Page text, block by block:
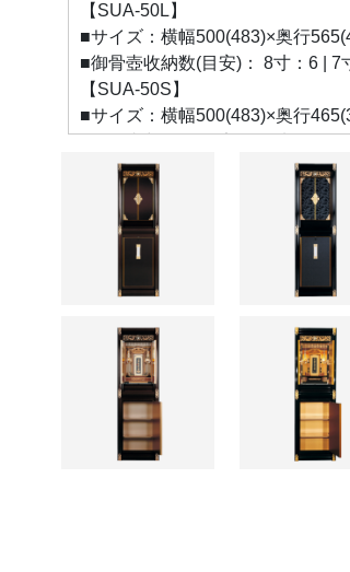
【SUA-50L】
■サイズ：横幅500(483)×奥行
■御骨壺收納数(目安)： 8寸：6 |
【SUA-50S】
■サイズ：横幅500(483)×奥行
【SUA-45 L】
■サイズ：横幅450(433)×奥行
■御骨壺収納数(目安)： 8寸：4 |
【SUA-45S】
■サイズ：横幅450(433)×奥行
■御骨壺収納数(目安)： 8寸：2 |